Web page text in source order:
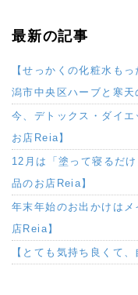
最新の記事
【せっかくの化粧水も
潟市中央区ハーブと寒
今、デトックス・ダイ
お店Reia】
12月は「塗って寝るだ
品のお店Reia】
年末年始のお出かけは
店Reia】
【とても気持ち良くて